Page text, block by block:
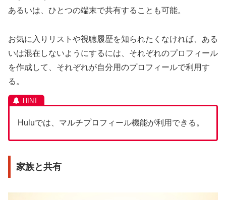
あるいは、ひとつの端末で共有することも可能。
お気に入りリストや視聴履歴を知られたくなければ、ある
いは混在しないようにするには、それぞれのプロフィール
を作成して、それぞれが自分用のプロフィールで利用す
る。
Huluでは、マルチプロフィール機能が利用できる。
家族と共有